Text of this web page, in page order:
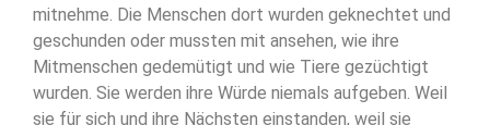
mitnehme. Die Menschen dort wurden geknechtet und
geschunden oder mussten mit ansehen, wie ihre
Mitmenschen gedemütigt und wie Tiere gezüchtigt
wurden. Sie werden ihre Würde niemals aufgeben. Weil
sie für sich und ihre Nächsten einstanden, weil sie